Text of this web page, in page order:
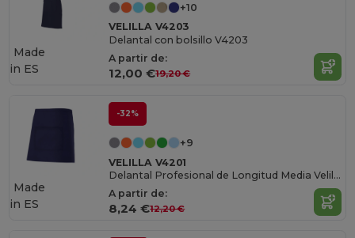
+10
VELILLA V4203
Delantal con bolsillo V4203
A partir de:
12,00 €19,20 €
Made
in ES
-32%
+9
VELILLA V4201
Delantal Profesional de Longitud Media Velilla
A partir de:
8,24 €12,20 €
Made
in ES